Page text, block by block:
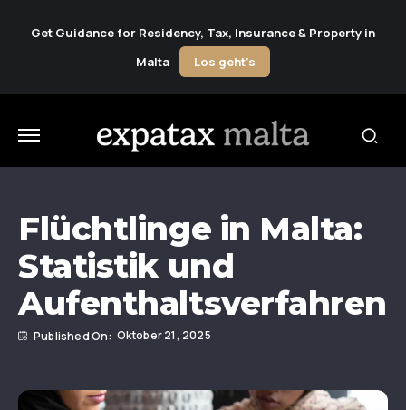
Get Guidance for Residency, Tax, Insurance & Property in
Malta
Los geht's
Flüchtlinge in Malta:
Statistik und
Aufenthaltsverfahren
Oktober 21, 2025